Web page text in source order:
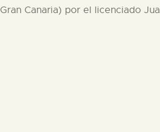
Canaria) por el licenciado